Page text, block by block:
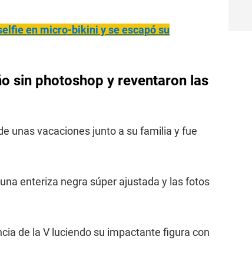
en micro-bikini y se escapó su
sin photoshop y reventaron las
unas vacaciones junto a su familia y fue
enteriza negra súper ajustada y las fotos
de la V luciendo su impactante figura con